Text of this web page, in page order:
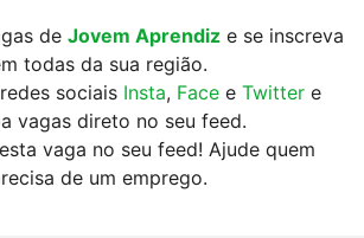
de Jovem Aprendiz e se inscreva
todas da sua região.
sociais Insta, Face e Twitter e
vagas direto no seu feed.
vaga no seu feed! Ajude quem
de um emprego.